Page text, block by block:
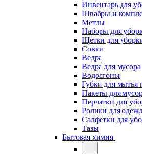
Инвентарь для
Швабры и
Метлы
Наборы для
Щетки для
Совки
Ведра
Ведра для мусора
Водосгоны
Губки для мытья
Пакеты для
Перчатки для
Ролики для
Салфетки для
Тазы
Бытовая химия